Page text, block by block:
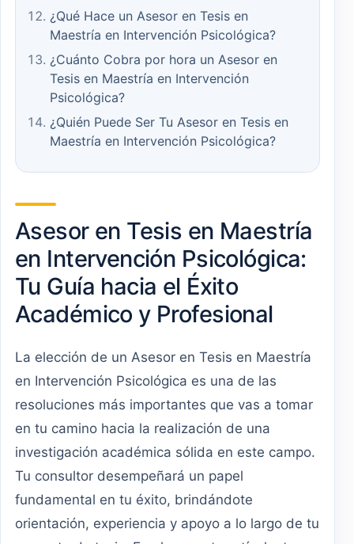
¿Qué Hace un Asesor en Tesis en
Maestría en Intervención Psicológica?
¿Cuánto Cobra por hora un Asesor en
Tesis en Maestría en Intervención
Psicológica?
¿Quién Puede Ser Tu Asesor en Tesis en
Maestría en Intervención Psicológica?
Asesor en Tesis en Maestría
en Intervención Psicológica:
Tu Guía hacia el Éxito
Académico y Profesional
La elección de un Asesor en Tesis en Maestría
en Intervención Psicológica es una de las
resoluciones más importantes que vas a tomar
en tu camino hacia la realización de una
investigación académica sólida en este campo.
Tu consultor desempeñará un papel
fundamental en tu éxito, brindándote
orientación, experiencia y apoyo a lo largo de tu